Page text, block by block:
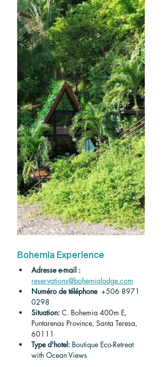
Bohemia Experience
Adresse e-mail :
reservations@bohemialodge.com
Numéro de téléphone +506 8971
0298
Situation: C. Bohemia 400m E,
Puntarenas Province, Santa Teresa,
60111
Type d'hotel: Boutique Eco-Retreat
with Ocean Views